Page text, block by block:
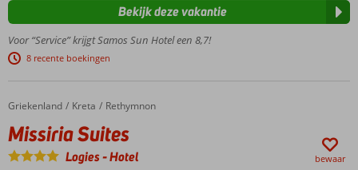
Pythagorion
Volledig
gerenoveerd
Op basis
Light
Voor “Service” krijgt Samos Sun Hotel een 8,7!
8 recente boekingen
Bekijk deze vakantie
Home
Griekenland Kreta Rethymnon
Missiria Suites
Missiria Suites
Logies-Hotel bewaar